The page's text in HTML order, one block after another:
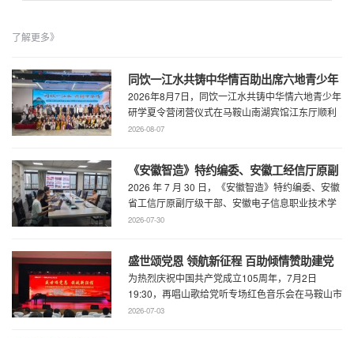
了解更多》
同饮一江水共铸中华情百助出席六地青少年
研学夏令营闭营仪式
2026年8月7日，同饮一江水共铸中华情六地青少年
研学夏令营闭营仪式在马鞍山南湖宾馆江东厅顺利
举办，百助CEO、马鞍山市新联会会长程 ...
2026-08-07
《安徽智造》特约编委、安徽工经信厅原副
厅级干部、安徽电子信息职业技术学院原党
委书记石象斌莅临百助考察交流
2026 年 7 月 30 日，《安徽智造》特约编委、安徽
省工信厅原副厅级干部、安徽电子信息职业技术学
院原党委书记石象斌莅临百助考 ...
2026-07-30
盛世颂党恩 领航新征程 百助倾情赞助建党
105周年文艺展演
为热烈庆祝中国共产党成立105周年，7月2日
19:30，再唱山歌给党听专场红色音乐会在马鞍山市
工人文化宫职工剧场精彩上演。本场音乐会由 ...
2026-07-03